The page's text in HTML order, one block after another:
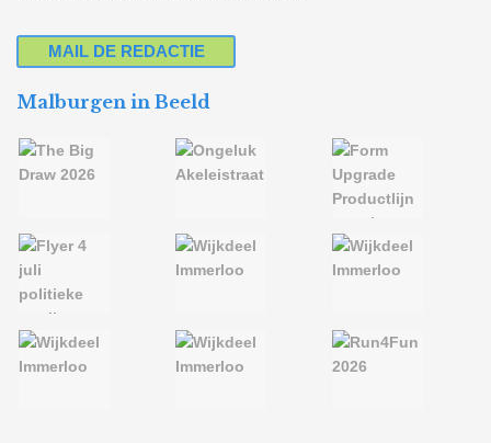
MAIL DE REDACTIE
Malburgen in Beeld